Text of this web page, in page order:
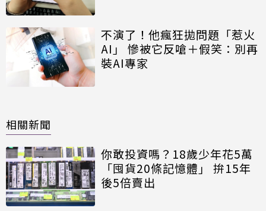
不演了！他瘋狂拋問題「惹火
AI」 慘被它反嗆＋假笑：別再
裝AI專家
相關新聞
你敢投資嗎？18歲少年花5萬
「囤貨20條記憶體」 拚15年
後5倍賣出